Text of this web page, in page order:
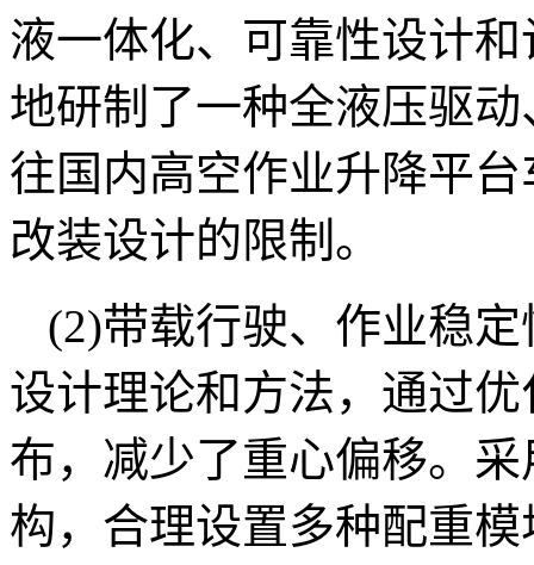
液一体化、可靠性设计
地研制了一种全液压驱
往国内高空作业升降平
改装设计的限制。
(2)带载行驶、作业稳
设计理论和方法，通过
布，减少了重心偏移。
构，合理设置多种配重